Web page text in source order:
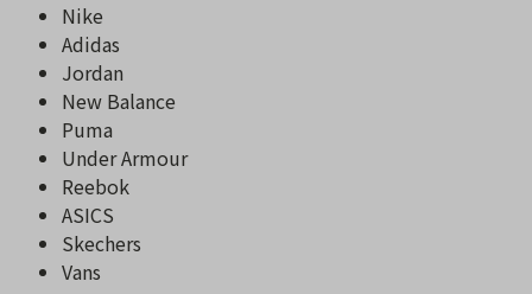
Nike
Adidas
Jordan
New Balance
Puma
Under Armour
Reebok
ASICS
Skechers
Vans